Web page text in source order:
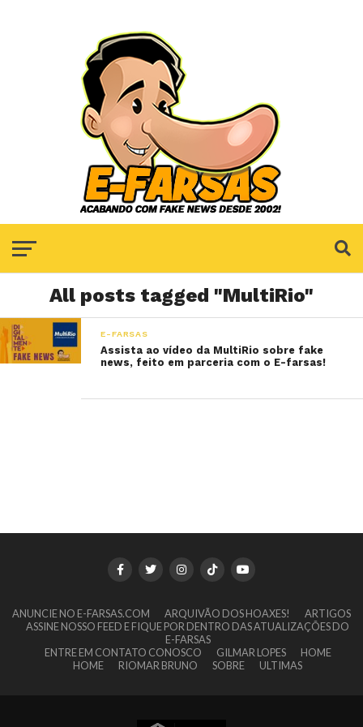
All posts tagged "MultiRio"
E-FARSAS
Assista ao vídeo da MultiRio sobre fake
news, feito em parceria com o E-farsas!
ANUNCIE NO E-FARSAS.COM ARQUIVÃO DOS HOAXES!
ARTIGOS
ASSINE NOSSO FEED E FIQUE POR DENTRO DAS ATUALIZAÇÕES DO
E-FARSAS
ENTRE EM CONTATO CONOSCO
GILMAR LOPES
HOME
HOME
RIOMAR BRUNO SOBRE ULTIMAS